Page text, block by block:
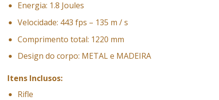
Energia: 1.8 Joules
Velocidade: 443 fps – 135 m / s
Comprimento total: 1220 mm
Design do corpo: METAL e MADEIRA
Itens Inclusos:
Rifle